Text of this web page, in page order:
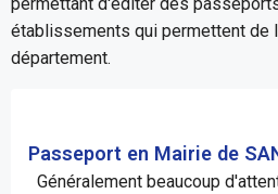
permettant d'éditer des
établissements qui permettent de
département.
Passeport en Mairie de
Généralement beaucoup